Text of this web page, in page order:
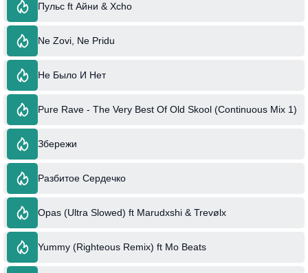
Пульс ft Айни & Xcho
Ne Zovi, Ne Pridu
Не Было И Нет
Pure Rave - The Very Best Of Old Skool (Continuous Mix 1)
Збережи
Разбитое Сердечко
Opas (Ultra Slowed) ft Marudxshi & Trevølx
Yummy (Righteous Remix) ft Mo Beats